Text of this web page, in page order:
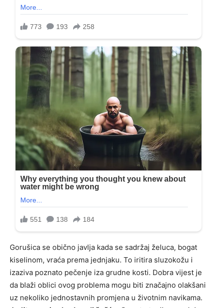
Gorušica se obično javlja kada se sadržaj želuca, bogat
kiselinom, vraća prema jednjaku. To iritira sluzokožu i
izaziva poznato pečenje iza grudne kosti. Dobra vijest je
da blaži oblici ovog problema mogu biti značajno olakšani
uz nekoliko jednostavnih promjena u životnim navikama.